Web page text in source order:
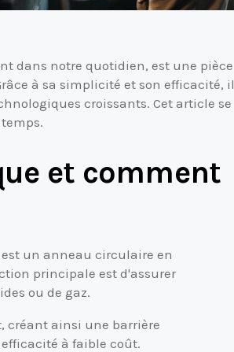
dans notre quotidien, est une pièce
à sa simplicité et son efficacité, il
croissants. Cet article se
et comment
un anneau circulaire en
principale est d'assurer
ou de gaz.
créant ainsi une barrière
à faible coût.